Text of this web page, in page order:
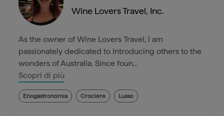
Wine Lovers Travel, Inc.
As the owner of Wine Lovers Travel, I am
passionately dedicated to introducing others to the
wonders of Australia. Since foun...
Scopri di più
Enogastronomia Crociere Lusso